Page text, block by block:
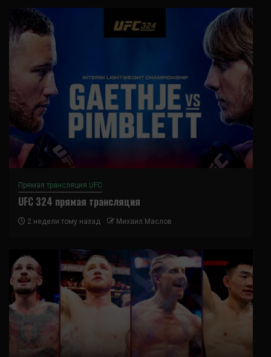
Прямая трансляция UFC
UFC 324 прямая трансляция
2 недели тому назад Михаил Маслов